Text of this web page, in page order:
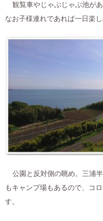
観覧車やじゃぶじゃぶ池が
なお子様連れであれば一日楽し
公園と反対側の眺め。三浦
もキャンプ場もあるので、コ
す。